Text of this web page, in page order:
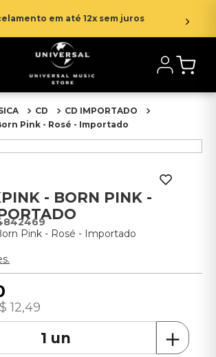
em até 12x sem juros
CD
CD IMPORTADO
Pink - Rosé - Importado
- BORN PINK -
Pink - Rosé - Importado
12,49
＋